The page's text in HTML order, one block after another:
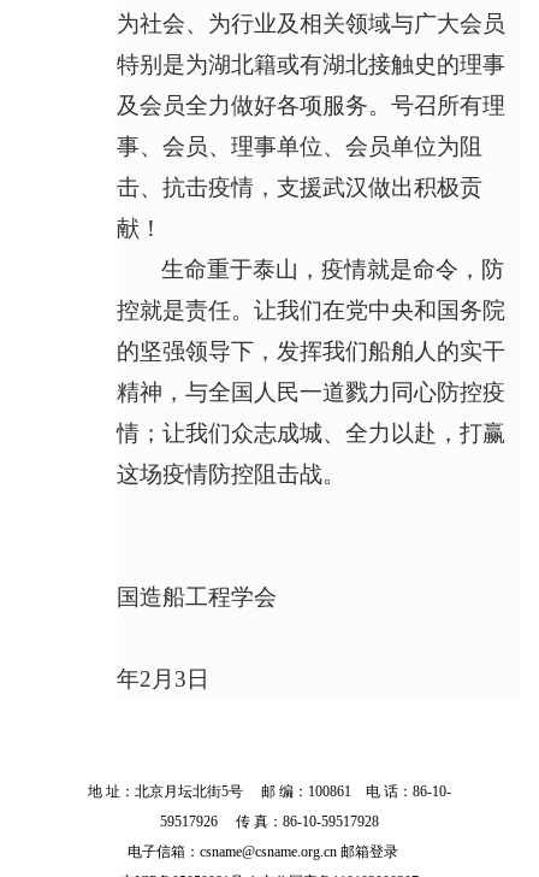
为社会、为行业及相关领域与广大会员
特别是为湖北籍或有湖北接触史的理事
及会员全力做好各项服务。号召所有理
事、会员、理事单位、会员单位为阻
击、抗击疫情，支援武汉做出积极贡
献！
生命重于泰山，疫情就是命令，防
控就是责任。让我们在党中央和国务院
的坚强领导下，发挥我们船舶人的实干
精神，与全国人民一道戮力同心防控疫
情；让我们众志成城、全力以赴，打赢
这场疫情防控阻击战。
国造船工程学会
年2月3日
地 址：北京月坛北街5号 邮 编：100861 电 话：86-10-
59517926 传 真：86-10-59517928
电子信箱：csname@csname.org.cn 邮箱登录